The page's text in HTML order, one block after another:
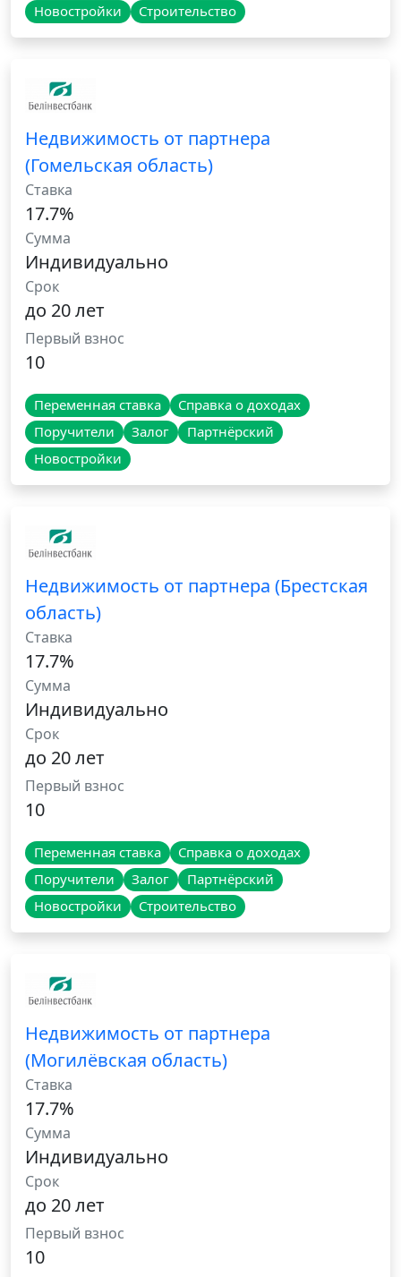
Новостройки
Строительство
Недвижимость от партнера
(Гомельская область)
Ставка
17.7%
Сумма
Индивидуально
Срок
до 20 лет
Первый взнос
10
Переменная ставка
Справка о доходах
Поручители
Залог
Партнёрский
Новостройки
Недвижимость от партнера (Брестская
область)
Ставка
17.7%
Сумма
Индивидуально
Срок
до 20 лет
Первый взнос
10
Переменная ставка
Справка о доходах
Поручители
Залог
Партнёрский
Новостройки
Строительство
Недвижимость от партнера
(Могилёвская область)
Ставка
17.7%
Сумма
Индивидуально
Срок
до 20 лет
Первый взнос
10